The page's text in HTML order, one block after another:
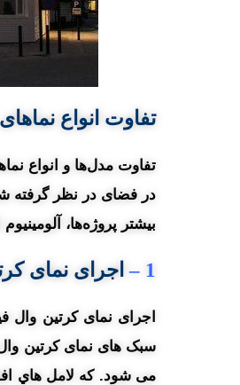
تفاوت انواع
تفاوت مدل‌ها و انواع
در فضای در نظر گرفته
بیشتر پروژه‌ها،
1
–اجرای نمای
اجرای نمای کرتین
سبک های نمای کرتین
می شود. که لامل هاي